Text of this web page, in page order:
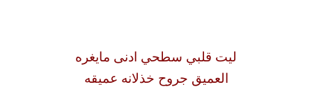
ليت قلبي سطحي ادنى مايغره
العميق جروح خذلانه عميقه